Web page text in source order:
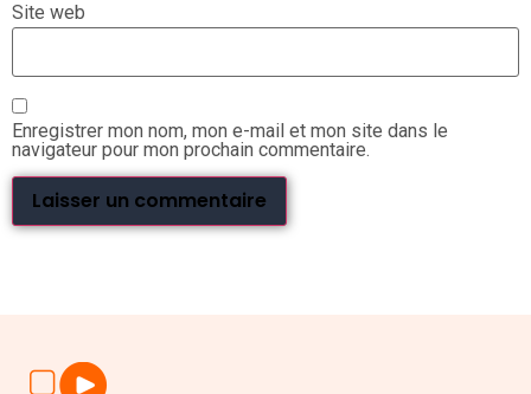
Site web
Enregistrer mon nom, mon e-mail et mon site dans le
navigateur pour mon prochain commentaire.